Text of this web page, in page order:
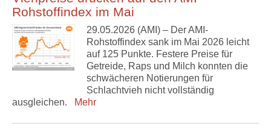
Rohstoffindex im Mai
29.05.2026 (AMI) – Der AMI-
Rohstoffindex sank im Mai 2026 leicht
auf 125 Punkte. Festere Preise für
Getreide, Raps und Milch konnten die
schwächeren Notierungen für
Schlachtvieh nicht vollständig
ausgleichen.
Mehr